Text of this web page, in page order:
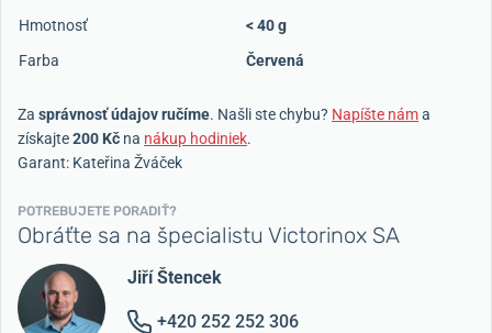
Hmotnosť
< 40 g
Farba
Červená
Za správnosť údajov ručíme. Našli ste chybu? Napíšte náma
získajte200 Kč na nákup hodiniek.
Garant: Kateřina Žváček
POTREBUJETE PORADIŤ?
Obráťte sa na špecialistu Victorinox SA
Jiří Štencek
+420 252 252 306